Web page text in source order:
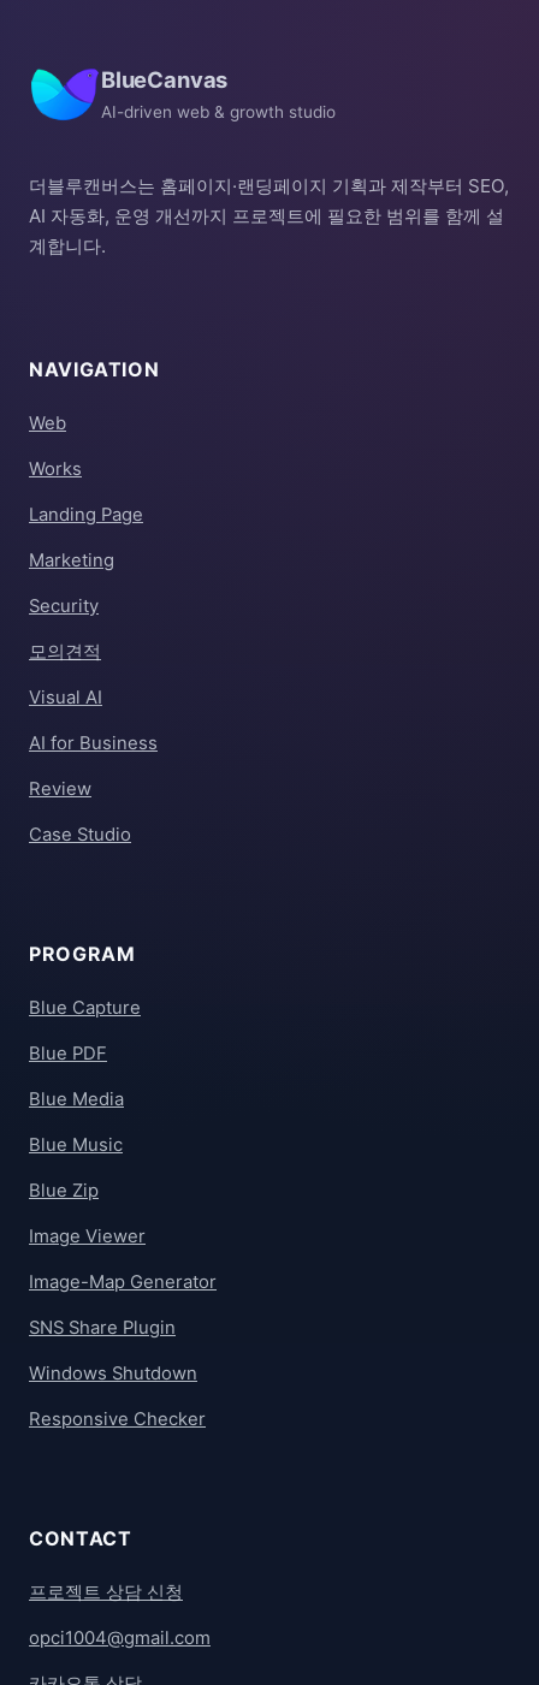
BlueCanvas
AI-driven web & growth studio
더블루캔버스는 홈페이지·랜딩페이지 기획과 제작부터 SEO,
AI 자동화, 운영 개선까지 프로젝트에 필요한 범위를 함께 설
계합니다.
NAVIGATION
Web
Works
Landing Page
Marketing
Security
모의견적
Visual AI
AI for Business
Review
Case Studio
PROGRAM
Blue Capture
Blue PDF
Blue Media
Blue Music
Blue Zip
Image Viewer
Image-Map Generator
SNS Share Plugin
Windows Shutdown
Responsive Checker
CONTACT
프로젝트 상담 신청
opci1004@gmail.com